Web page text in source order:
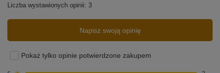
Liczba wystawionych opinii: 3
Napisz swoją opinię
Pokaż tylko opinie potwierdzone zakupem